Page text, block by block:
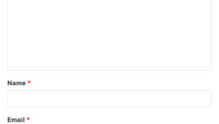
t
*
Name *
Email *